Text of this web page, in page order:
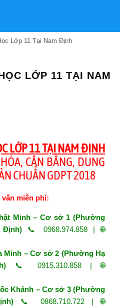
Lớp 11 Tại Nam Định
LỚP 11 TẠI NAM
LỚP 11 TẠI NAM ĐỊNH
CÂN BẰNG, DUNG
CHUẨN GDPT 2018
miễn phí:
Minh – Cơ sở 1 (Phường
📞 0968.974.858 | 🌐
Minh – Cơ sở 2 (Phường Hạ
📞 0915.310.858 | 🌐
Khánh – Cơ sở 3 (Phường
📞 0868.710.722 | 🌐